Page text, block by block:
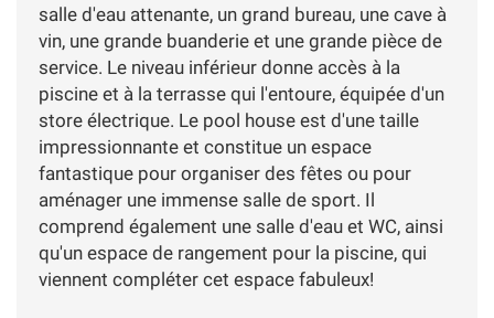
salle d'eau attenante, un grand bureau, une cave à
vin, une grande buanderie et une grande pièce de
service. Le niveau inférieur donne accès à la
piscine et à la terrasse qui l'entoure, équipée d'un
store électrique. Le pool house est d'une taille
impressionnante et constitue un espace
fantastique pour organiser des fêtes ou pour
aménager une immense salle de sport. Il
comprend également une salle d'eau et WC, ainsi
qu'un espace de rangement pour la piscine, qui
viennent compléter cet espace fabuleux!